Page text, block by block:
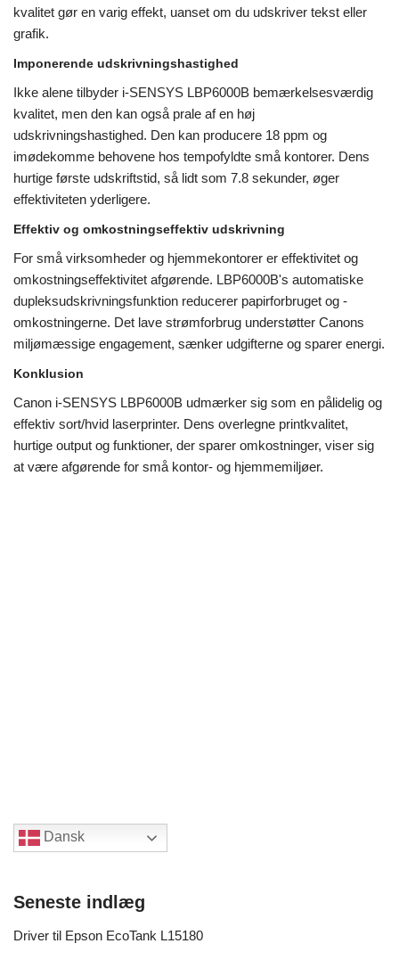
kvalitet gør en varig effekt, uanset om du udskriver tekst eller
grafik.
Imponerende udskrivningshastighed
Ikke alene tilbyder i-SENSYS LBP6000B bemærkelsesværdig
kvalitet, men den kan også prale af en høj
udskrivningshastighed. Den kan producere 18 ppm og
imødekomme behovene hos tempofyldte små kontorer. Dens
hurtige første udskriftstid, så lidt som 7.8 sekunder, øger
effektiviteten yderligere.
Effektiv og omkostningseffektiv udskrivning
For små virksomheder og hjemmekontorer er effektivitet og
omkostningseffektivitet afgørende. LBP6000B's automatiske
dupleksudskrivningsfunktion reducerer papirforbruget og -
omkostningerne. Det lave strømforbrug understøtter Canons
miljømæssige engagement, sænker udgifterne og sparer energi.
Konklusion
Canon i-SENSYS LBP6000B udmærker sig som en pålidelig og
effektiv sort/hvid laserprinter. Dens overlegne printkvalitet,
hurtige output og funktioner, der sparer omkostninger, viser sig
at være afgørende for små kontor- og hjemmemiljøer.
Dansk
Seneste indlæg
Driver til Epson EcoTank L15180